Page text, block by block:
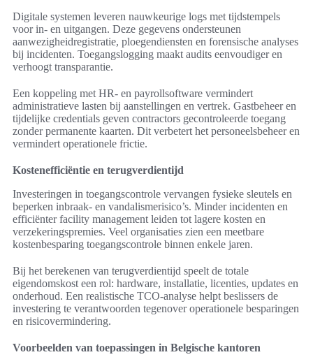
Digitale systemen leveren nauwkeurige logs met tijdstempels
voor in- en uitgangen. Deze gegevens ondersteunen
aanwezigheidregistratie, ploegendiensten en forensische analyses
bij incidenten. Toegangslogging maakt audits eenvoudiger en
verhoogt transparantie.
Een koppeling met HR- en payrollsoftware vermindert
administratieve lasten bij aanstellingen en vertrek. Gastbeheer en
tijdelijke credentials geven contractors gecontroleerde toegang
zonder permanente kaarten. Dit verbetert het personeelsbeheer en
vermindert operationele frictie.
Kostenefficiëntie en terugverdientijd
Investeringen in toegangscontrole vervangen fysieke sleutels en
beperken inbraak- en vandalismerisico’s. Minder incidenten en
efficiënter facility management leiden tot lagere kosten en
verzekeringspremies. Veel organisaties zien een meetbare
kostenbesparing toegangscontrole binnen enkele jaren.
Bij het berekenen van terugverdientijd speelt de totale
eigendomskost een rol: hardware, installatie, licenties, updates en
onderhoud. Een realistische TCO-analyse helpt beslissers de
investering te verantwoorden tegenover operationele besparingen
en risicovermindering.
Voorbeelden van toepassingen in Belgische kantoren